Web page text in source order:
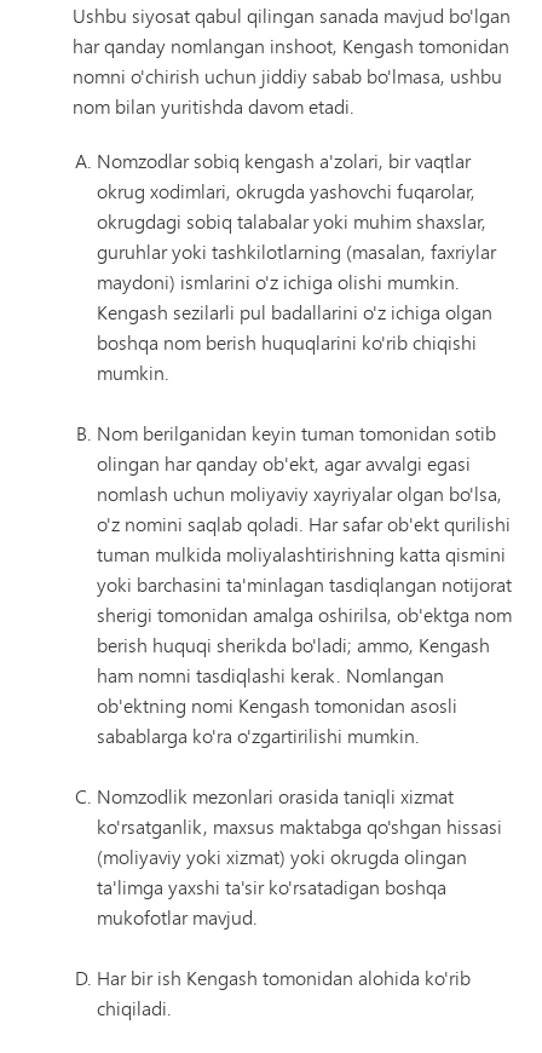
Ushbu siyosat qabul qilingan sanada mavjud bo'lgan
har qanday nomlangan inshoot, Kengash tomonidan
nomni o'chirish uchun jiddiy sabab bo'lmasa, ushbu
nom bilan yuritishda davom etadi.
Nomzodlar sobiq kengash a'zolari, bir vaqtlar
okrug xodimlari, okrugda yashovchi fuqarolar,
okrugdagi sobiq talabalar yoki muhim shaxslar,
guruhlar yoki tashkilotlarning (masalan, faxriylar
maydoni) ismlarini o'z ichiga olishi mumkin.
Kengash sezilarli pul badallarini o'z ichiga olgan
boshqa nom berish huquqlarini ko'rib chiqishi
mumkin.
Nom berilganidan keyin tuman tomonidan sotib
olingan har qanday ob'ekt, agar avvalgi egasi
nomlash uchun moliyaviy xayriyalar olgan bo'lsa,
o'z nomini saqlab qoladi. Har safar ob'ekt qurilishi
tuman mulkida moliyalashtirishning katta qismini
yoki barchasini ta'minlagan tasdiqlangan notijorat
sherigi tomonidan amalga oshirilsa, ob'ektga nom
berish huquqi sherikda bo'ladi; ammo, Kengash
ham nomni tasdiqlashi kerak. Nomlangan
ob'ektning nomi Kengash tomonidan asosli
sabablarga ko'ra o'zgartirilishi mumkin.
Nomzodlik mezonlari orasida taniqli xizmat
ko'rsatganlik, maxsus maktabga qo'shgan hissasi
(moliyaviy yoki xizmat) yoki okrugda olingan
ta'limga yaxshi ta'sir ko'rsatadigan boshqa
mukofotlar mavjud.
Har bir ish Kengash tomonidan alohida ko'rib
chiqiladi.